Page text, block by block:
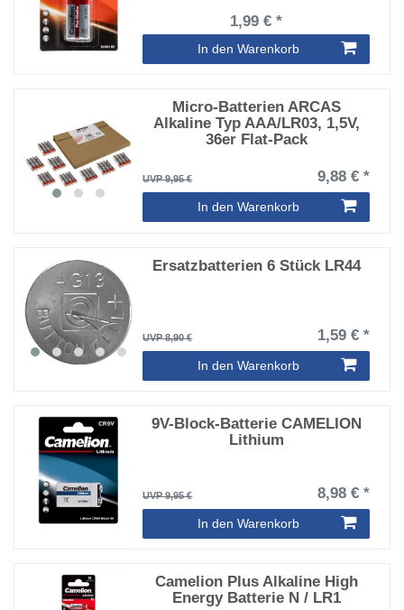
1,99 € *
In den Warenkorb
Micro-Batterien ARCAS
Alkaline Typ AAA/LR03, 1,5V,
36er Flat-Pack
UVP 9,95 € 9,88 € *
In den Warenkorb
Ersatzbatterien 6 Stück LR44
UVP 8,90 € 1,59 € *
In den Warenkorb
9V-Block-Batterie CAMELION
Lithium
UVP 9,95 € 8,98 € *
In den Warenkorb
Camelion Plus Alkaline High
Energy Batterie N / LR1